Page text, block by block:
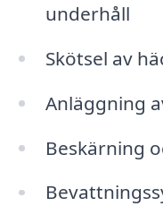
underhåll
Skötsel av
Anläggning
Beskärning